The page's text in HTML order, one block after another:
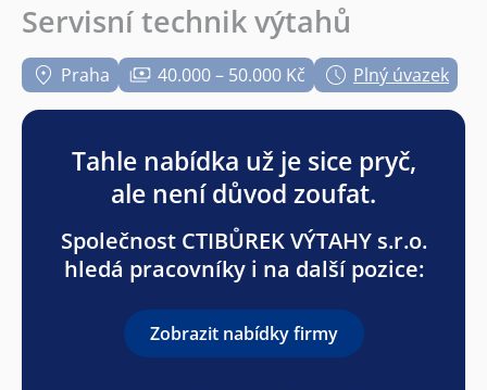
Servisní technik výtahů
Praha 40.000 – 50.000 Kč Plný úvazek
Tahle nabídka už je sice pryč,
ale není důvod zoufat.
Společnost CTIBŮREK VÝTAHY s.r.o.
hledá pracovníky i na další pozice:
Zobrazit nabídky firmy